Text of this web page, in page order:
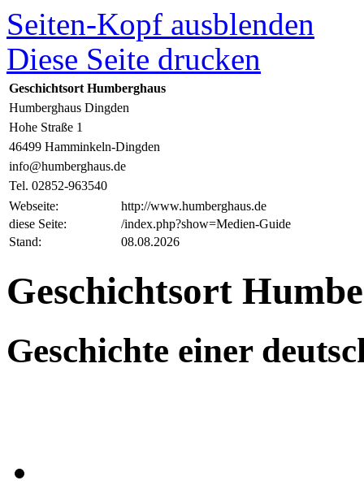
Seiten-Kopf ausblenden
Diese Seite drucken
Geschichtsort Humberghaus
Humberghaus Dingden
Hohe Straße 1
46499 Hamminkeln-Dingden
info@humberghaus.de
Tel. 02852-963540
Webseite:
http://www.humberghaus.de
diese Seite:
/index.php?show=Medien-Guide
Stand:
08.08.2026
Geschichtsort
Geschichte einer